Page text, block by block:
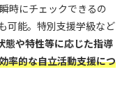
時にチェックできるの
可能。特別支援学級など
態や特性等に応じた指導
率的な自立活動支援につ